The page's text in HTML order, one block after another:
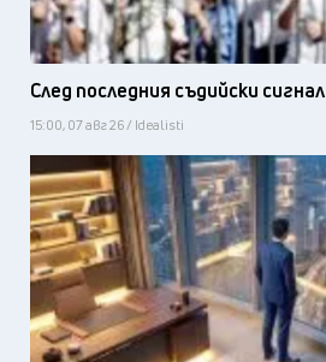
След последния съдийски сигнал
15:00, 07 авг 26 / Idealisti